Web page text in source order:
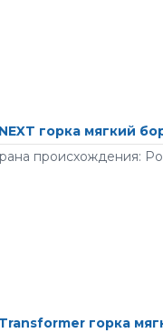
горка мягкий
происхождения:
горка